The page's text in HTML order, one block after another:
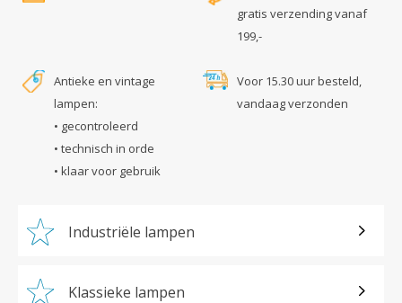
gratis verzending vanaf
199,-
Antieke en vintage
lampen:
• gecontroleerd
• technisch in orde
• klaar voor gebruik
Voor 15.30 uur besteld,
vandaag verzonden
Industriële lampen
Klassieke lampen